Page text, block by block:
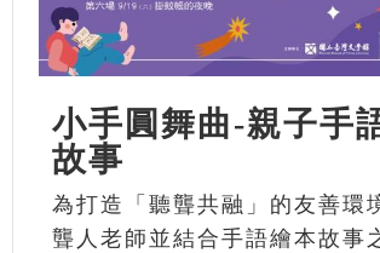
小手圓舞曲-親子手
故事
為打造「聽聾共融」的友善環
聾人老師並結合手語繪本故事